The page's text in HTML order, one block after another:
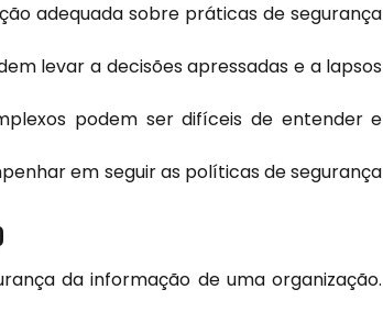
adequada sobre práticas de segurança
levar a decisões apressadas e a lapsos
podem ser difíceis de entender e
em seguir as políticas de segurança
da informação de uma organização.